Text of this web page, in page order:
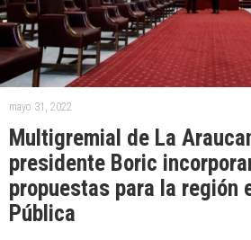
mayo 31, 2022
Multigremial de La
presidente Boric
propuestas para la región
Pública